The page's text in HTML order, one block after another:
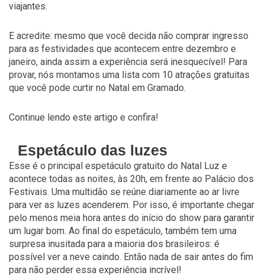
viajantes.
E acredite: mesmo que você decida não comprar ingresso
para as festividades que acontecem entre dezembro e
janeiro, ainda assim a experiência será inesquecível! Para
provar, nós montamos uma lista com 10 atrações gratuitas
que você pode curtir no Natal em Gramado.
Continue lendo este artigo e confira!
Espetáculo das luzes
Esse é o principal espetáculo gratuito do Natal Luz e
acontece todas as noites, às 20h, em frente ao Palácio dos
Festivais. Uma multidão se reúne diariamente ao ar livre
para ver as luzes acenderem. Por isso, é importante chegar
pelo menos meia hora antes do início do show para garantir
um lugar bom. Ao final do espetáculo, também tem uma
surpresa inusitada para a maioria dos brasileiros: é
possível ver a neve caindo. Então nada de sair antes do fim
para não perder essa experiência incrível!